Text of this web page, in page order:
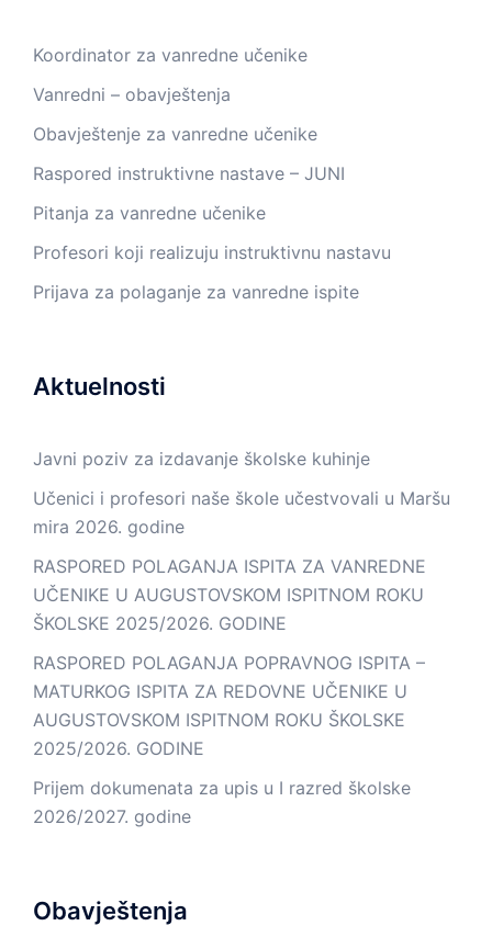
Koordinator za vanredne učenike
Vanredni – obavještenja
Obavještenje za vanredne učenike
Raspored instruktivne nastave – JUNI
Pitanja za vanredne učenike
Profesori koji realizuju instruktivnu nastavu
Prijava za polaganje za vanredne ispite
Aktuelnosti
Javni poziv za izdavanje školske kuhinje
Učenici i profesori naše škole učestvovali u Maršu
mira 2026. godine
RASPORED POLAGANJA ISPITA ZA VANREDNE
UČENIKE U AUGUSTOVSKOM ISPITNOM ROKU
ŠKOLSKE 2025/2026. GODINE
RASPORED POLAGANJA POPRAVNOG ISPITA –
MATURKOG ISPITA ZA REDOVNE UČENIKE U
AUGUSTOVSKOM ISPITNOM ROKU ŠKOLSKE
2025/2026. GODINE
Prijem dokumenata za upis u I razred školske
2026/2027. godine
Obavještenja